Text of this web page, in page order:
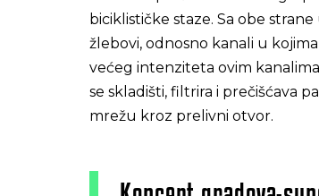
biciklističke staze. Sa obe
žlebovi, odnosno kanali u
većeg intenziteta ovim
se skladišti, filtrira i prečišćava
mrežu kroz prelivni otvor.